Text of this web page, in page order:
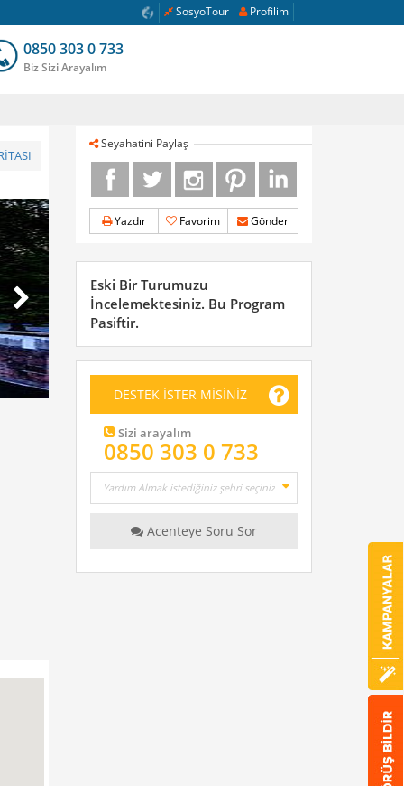
Profilim
SosyoTour
0850 303 0 733
Biz Sizi Arayalım
Seyahatini Paylaş
Yazdır Favorim Gönder
Eski Bir Turumuzu
İncelemektesiniz. Bu Program
Pasiftir.
DESTEK İSTER MİSİNİZ
Sizi arayalım
0850 303 0 733
Acenteye Soru Sor